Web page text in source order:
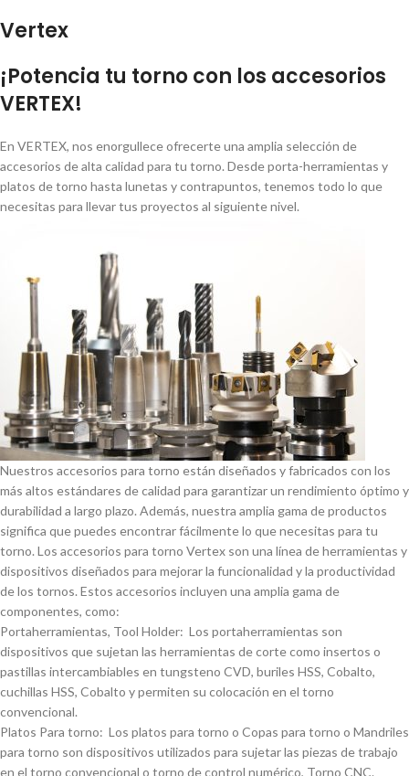
Vertex
¡Potencia tu torno con los accesorios
VERTEX!
En VERTEX, nos enorgullece ofrecerte una amplia selección de
accesorios de alta calidad para tu torno. Desde porta-herramientas y
platos de torno hasta lunetas y contrapuntos, tenemos todo lo que
necesitas para llevar tus proyectos al siguiente nivel.
Nuestros accesorios para torno están diseñados y fabricados con los
más altos estándares de calidad para garantizar un rendimiento óptimo y
durabilidad a largo plazo. Además, nuestra amplia gama de productos
significa que puedes encontrar fácilmente lo que necesitas para tu
torno. Los accesorios para torno Vertex son una lí­nea de herramientas y
dispositivos diseñados para mejorar la funcionalidad y la productividad
de los tornos. Estos accesorios incluyen una amplia gama de
componentes, como:
Portaherramientas, Tool Holder: Los portaherramientas son
dispositivos que sujetan las herramientas de corte como insertos o
pastillas intercambiables en tungsteno CVD, buriles HSS, Cobalto,
cuchillas HSS, Cobalto y permiten su colocación en el torno
convencional.
Platos Para torno: Los platos para torno o Copas para torno o Mandriles
para torno son dispositivos utilizados para sujetar las piezas de trabajo
en el torno convencional o torno de control numérico, Torno CNC.